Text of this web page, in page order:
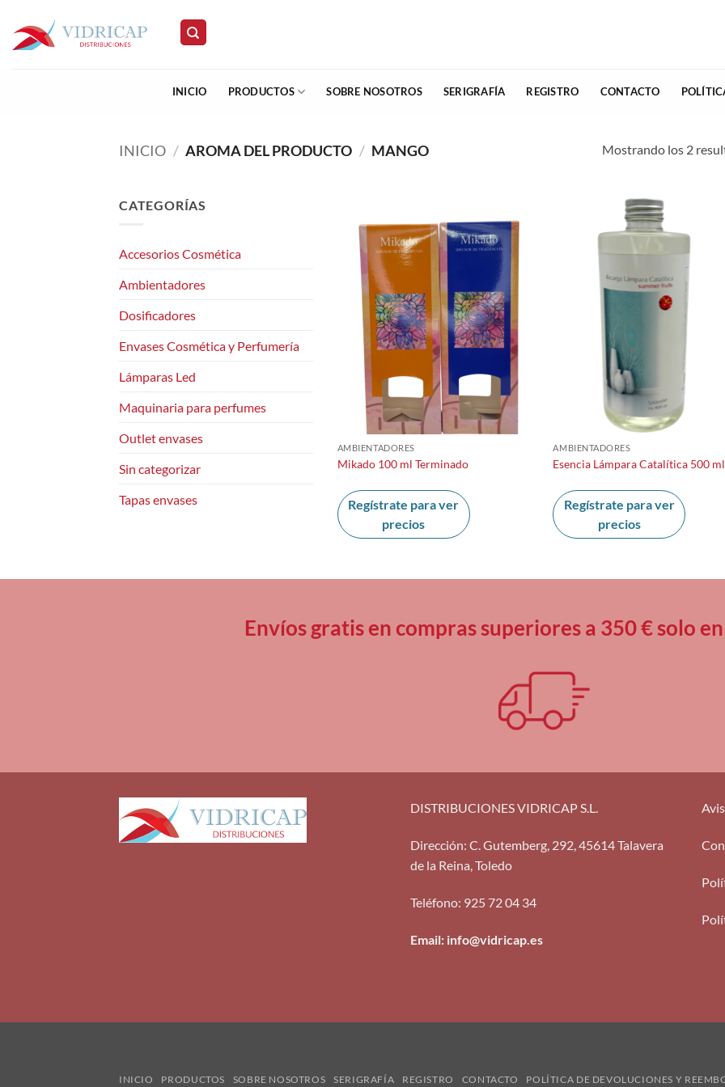
contenido
INICIO PRODUCTOS SOBRE NOSOTROS SERIGRAFÍA REGISTRO CONTACTO
INICIO / AROMA DEL PRODUCTO / MANGO Mostrando los 2
CATEGORÍAS
Accesorios Cosmética
Ambientadores
Dosificadores
Envases Cosmética y Perfumería
Lámparas Led
Maquinaria para perfumes
Outlet envases
Sin categorizar
Tapas envases
AMBIENTADORES
Mikado 100 ml Terminado
Regístrate para ver
precios
AMBIENTADORES
Esencia Lámpara Catalítica 500 ml
Regístrate para ver
precios
Envíos gratis en compras superiores a 350 € solo
DISTRIBUCIONES VIDRICAP S.L.
Dirección: C. Gutemberg, 292, 45614 Talavera
de la Reina, Toledo
Teléfono: 925 72 04 34
Email: info@vidricap.es
INICIO PRODUCTOS SOBRE NOSOTROS SERIGRAFÍA REGISTRO CONTACTO POLÍTICA DE DEVOLUCIONES Y